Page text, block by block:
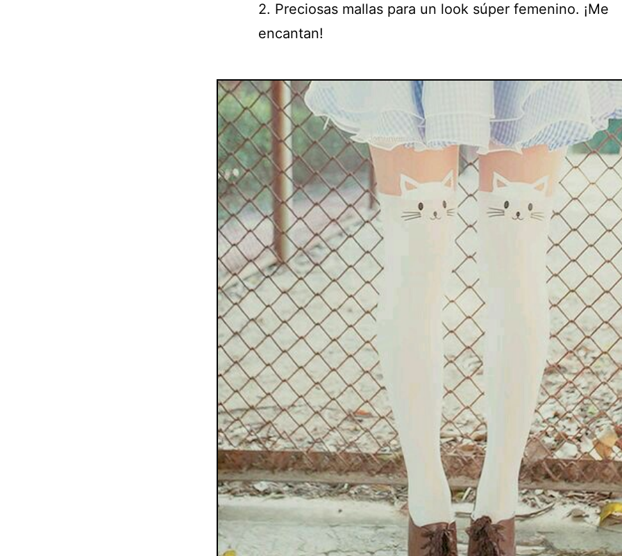
2. Preciosas mallas para un look súper femenino. ¡Me
encantan!